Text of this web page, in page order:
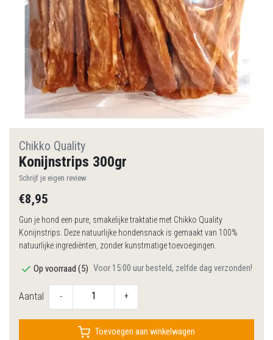
Chikko Quality
Konijnstrips 300gr
Schrijf je eigen review
€8,95
Gun je hond een pure, smakelijke traktatie met Chikko Quality
Konijnstrips. Deze natuurlijke hondensnack is gemaakt van 100%
natuurlijke ingrediënten, zonder kunstmatige toevoegingen.
Op voorraad (5) Voor 15:00 uur besteld, zelfde dag verzonden!
Aantal - +
Toevoegen aan winkelwagen